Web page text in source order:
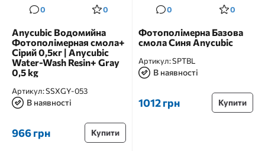
0 0
Anycubic Водомийна
Фотополімерная смола+
Сірий 0,5кг | Anycubic
Water-Wash Resin+ Gray
0,5 kg
Артикул:SSXGY-053
В наявності
966 грн Купити
0 0
Фотополімерна Базова
смола Синя Anycubic
Артикул:SPTBL
В наявності
1012 грн Купити